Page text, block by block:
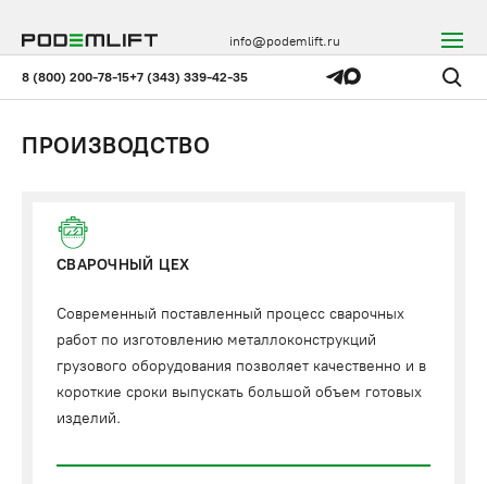
8 (800) 200-78-15+7 (343) 339-42-35
info@podemlift.ru
ПРОИЗВОДСТВО
СВАРОЧНЫЙ ЦЕХ
Современный поставленный процесс сварочных
работ по изготовлению металлоконструкций
грузового оборудования позволяет качественно и в
короткие сроки выпускать большой объем готовых
изделий.